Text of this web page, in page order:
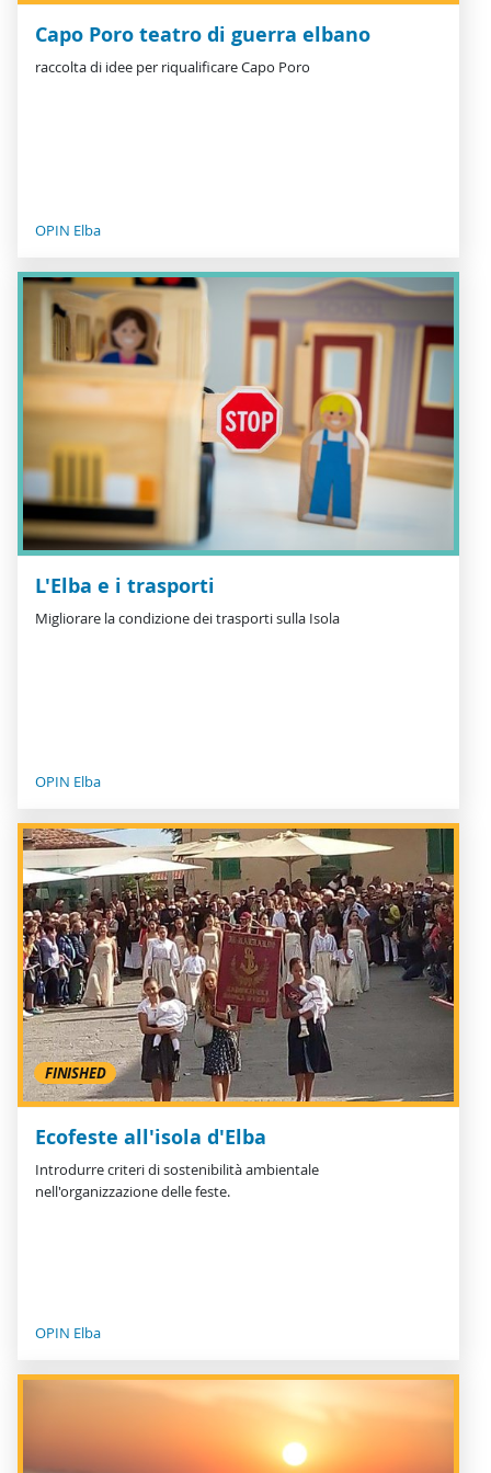
Capo Poro teatro di guerra elbano
raccolta di idee per riqualificare Capo Poro
OPIN Elba
L'Elba e i trasporti
Migliorare la condizione dei trasporti sulla Isola
OPIN Elba
FINISHED
Ecofeste all'isola d'Elba
Introdurre criteri di sostenibilità ambientale
nell'organizzazione delle feste.
OPIN Elba